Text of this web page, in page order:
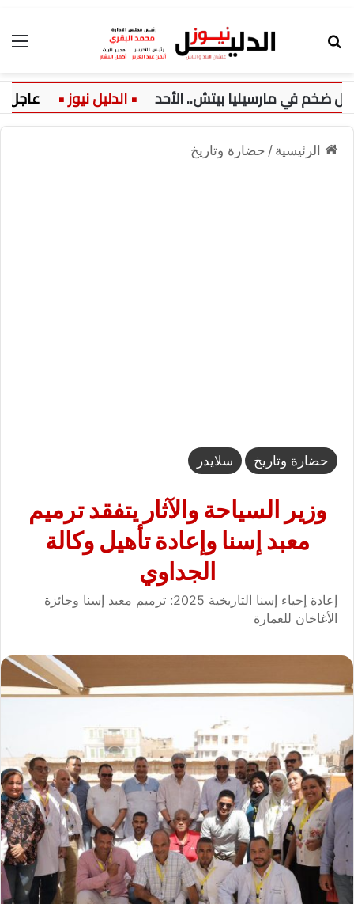
مارسيليا بيتش.. الأحد عاجل:
الرئيسية / حضارة وتاريخ
حضارة وتاريخ سلايدر
وزير السياحة والآثار يتفقد ترميم
معبد إسنا وإعادة تأهيل وكالة
الجداوي
إعادة إحياء إسنا التاريخية 2025: ترميم معبد إسنا وجائزة
الأغاخان للعمارة